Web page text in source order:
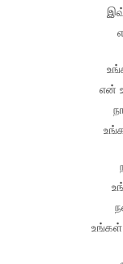
என்
உங்கள்